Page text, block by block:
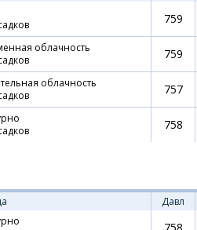
759
облачность
759
облачность
757
758
Давл